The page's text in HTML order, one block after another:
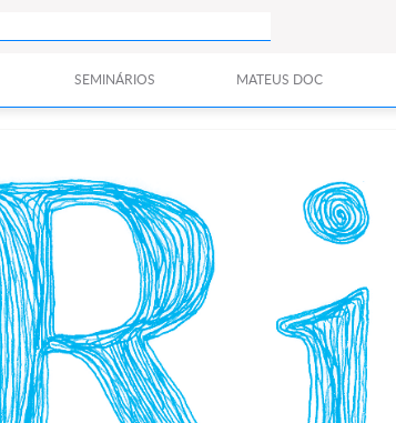
SEMINÁRIOS MATEUS DOC